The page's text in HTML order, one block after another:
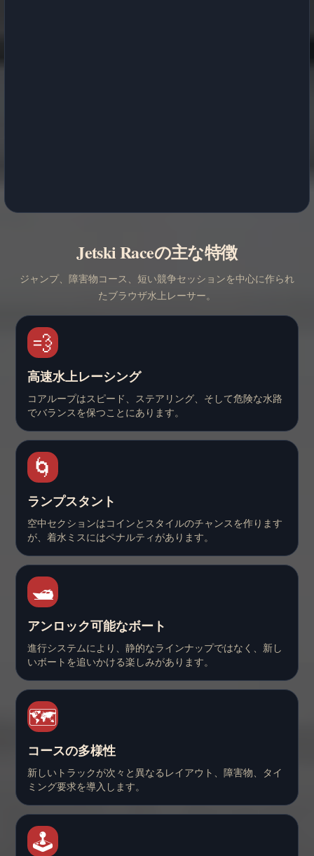
Jetski Raceの主な特徴
ジャンプ、障害物コース、短い競争セッションを中心に作られ
たブラウザ水上レーサー。
💨
高速水上レーシング
コアループはスピード、ステアリング、そして危険な水路
でバランスを保つことにあります。
🌀
ランプスタント
空中セクションはコインとスタイルのチャンスを作ります
が、着水ミスにはペナルティがあります。
🛥️
アンロック可能なボート
進行システムにより、静的なラインナップではなく、新し
いボートを追いかける楽しみがあります。
🗺️
コースの多様性
新しいトラックが次々と異なるレイアウト、障害物、タイ
ミング要求を導入します。
🕹️